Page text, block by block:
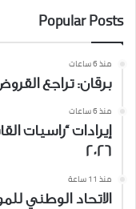
Popular Posts
منذ 6 ساعات
برقان: تراجع القروض
منذ 6 ساعات
2026
منذ 11 ساعة
الاتحاد الوطني